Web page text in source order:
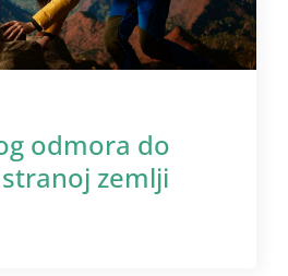
odmora do
zemlji